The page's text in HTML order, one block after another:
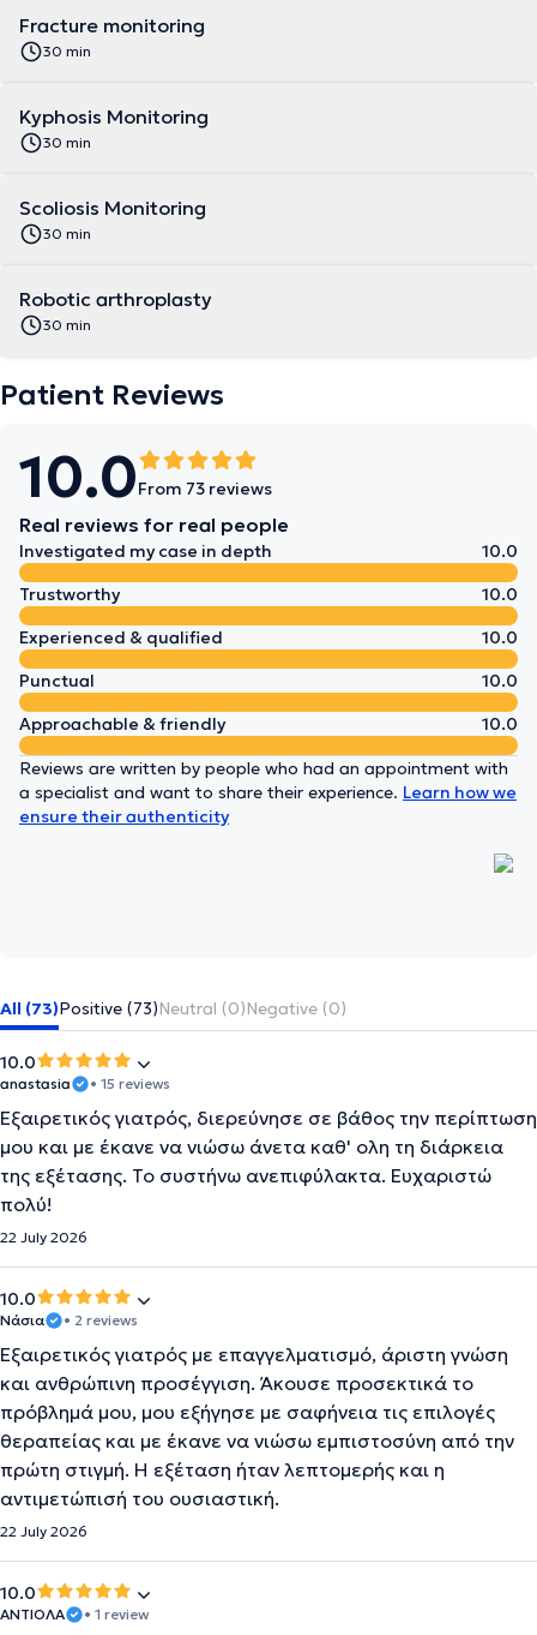
Fracture monitoring
30 min
Kyphosis Monitoring
30 min
Scoliosis Monitoring
30 min
Robotic arthroplasty
30 min
Patient Reviews
10.0From 73 reviews
Real reviews for real people
Investigated my case in depth
10.0
Trustworthy
10.0
Experienced & qualified
10.0
Punctual
10.0
Approachable & friendly
10.0
Reviews are written by people who had an appointment with
a specialist and want to share their experience. Learn how we
ensure their authenticity
All (73)Positive (73)Neutral (0)Negative (0)
10.0
anastasia • 15 reviews
Εξαιρετικός γιατρός, διερεύνησε σε βάθος την περίπτωση
μου και με έκανε να νιώσω άνετα καθ' ολη τη διάρκεια
της εξέτασης. Το συστήνω ανεπιφύλακτα. Ευχαριστώ
πολύ!
22 July 2026
10.0
Νάσια • 2 reviews
Εξαιρετικός γιατρός με επαγγελματισμό, άριστη γνώση
και ανθρώπινη προσέγγιση. Άκουσε προσεκτικά το
πρόβλημά μου, μου εξήγησε με σαφήνεια τις επιλογές
θεραπείας και με έκανε να νιώσω εμπιστοσύνη από την
πρώτη στιγμή. Η εξέταση ήταν λεπτομερής και η
αντιμετώπισή του ουσιαστική.
22 July 2026
10.0
ΑΝΤΙΟΛΑ • 1 review